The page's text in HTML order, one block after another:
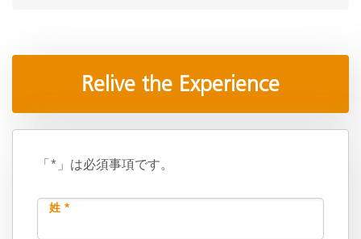
Relive the Experience
「*」は必須事項です。
姓 *